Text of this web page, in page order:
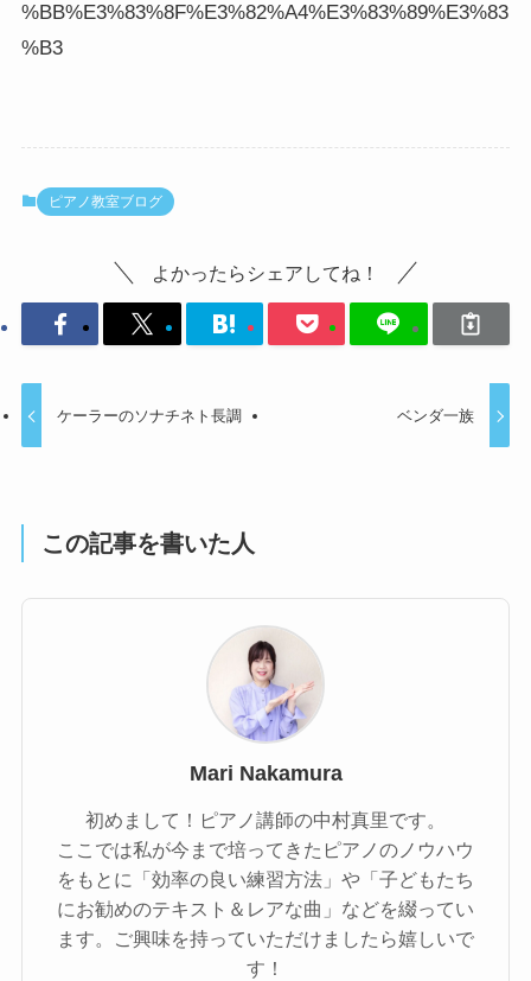
%BB%E3%83%8F%E3%82%A4%E3%83%89%E3%83
%B3
ピアノ教室ブログ
よかったらシェアしてね！
ケーラーのソナチネト長調 ベンダ一族
この記事を書いた人
Mari Nakamura
初めまして！ピアノ講師の中村真里です。
ここでは私が今まで培ってきたピアノのノウハウ
をもとに「効率の良い練習方法」や「子どもたち
にお勧めのテキスト＆レアな曲」などを綴ってい
ます。ご興味を持っていただけましたら嬉しいで
す！